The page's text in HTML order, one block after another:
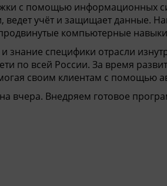
с помощью информационных
ведет учёт и защищает данные.
компьютерные
специфики отрасли
по всей России. За время
своим клиентам с помощью
вчера. Внедряем готовое